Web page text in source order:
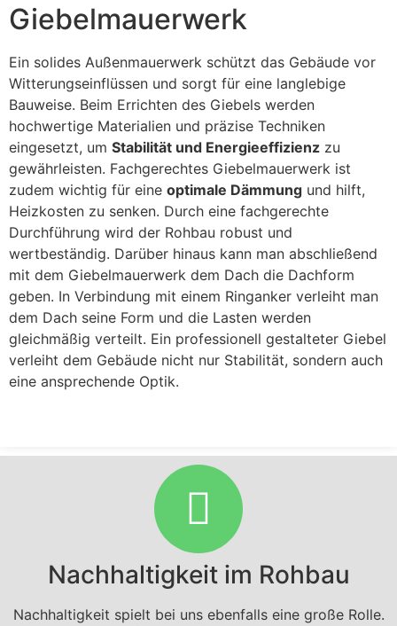
Giebelmauerwerk
Ein solides Außenmauerwerk schützt das Gebäude vor
Witterungseinflüssen und sorgt für eine langlebige
Bauweise. Beim Errichten des Giebels werden
hochwertige Materialien und präzise Techniken
eingesetzt, um Stabilität und Energieeffizienz zu
gewährleisten. Fachgerechtes Giebelmauerwerk ist
zudem wichtig für eine optimale Dämmung und hilft,
Heizkosten zu senken. Durch eine fachgerechte
Durchführung wird der Rohbau robust und
wertbeständig. Darüber hinaus kann man abschließend
mit dem Giebelmauerwerk dem Dach die Dachform
geben. In Verbindung mit einem Ringanker verleiht man
dem Dach seine Form und die Lasten werden
gleichmäßig verteilt. Ein professionell gestalteter Giebel
verleiht dem Gebäude nicht nur Stabilität, sondern auch
eine ansprechende Optik.
Nachhaltigkeit im Rohbau
Nachhaltigkeit spielt bei uns ebenfalls eine große Rolle.